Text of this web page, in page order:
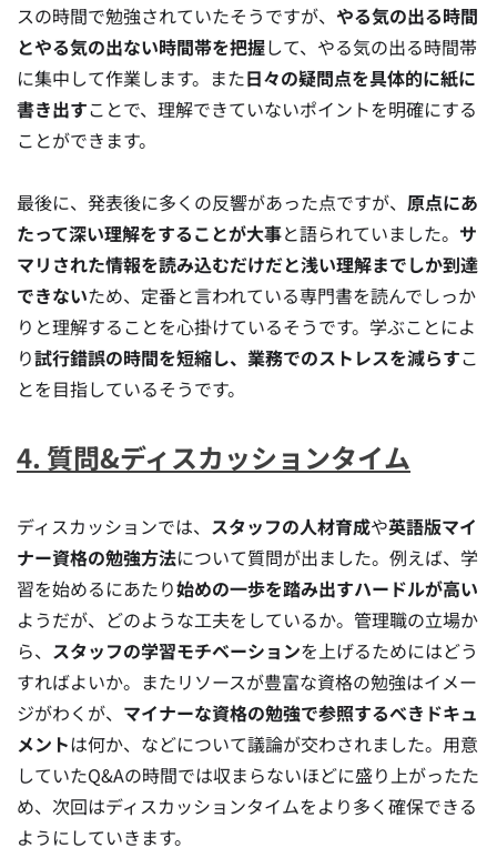
スの時間で勉強されていたそうですが、 やる気の出る時間
とやる気の出ない時間帯を把握して、やる気の出る時間帯
に集中して作業します。また日々の疑問点を具体的に紙に
書き出すことで、理解できていないポイントを明確にする
ことができます。
最後に、発表後に多くの反響があった点ですが、 原点にあ
たって深い理解をすることが大事と語られていました。 サ
マリされた情報を読み込むだけだと浅い理解までしか到達
できないため、定番と言われている専門書を読んでしっか
りと理解することを心掛けているそうです。学ぶことによ
り試行錯誤の時間を短縮し、業務でのストレスを減らすこ
とを目指しているそうです。
4. 質問&ディスカッションタイム
ディスカッションでは、 スタッフの人材育成や英語版マイ
ナー資格の勉強方法について質問が出ました。例えば、学
習を始めるにあたり始めの一歩を踏み出すハードルが高い
ようだが、どのような工夫をしているか。管理職の立場か
ら、 スタッフの学習モチベーションを上げるためにはどう
すればよいか。またリソースが豊富な資格の勉強はイメー
ジがわくが、 マイナーな資格の勉強で参照するべきドキュ
メントは何か、などについて議論が交わされました。用意
していたQ&Aの時間では収まらないほどに盛り上がったた
め、次回はディスカッションタイムをより多く確保できる
ようにしていきます。